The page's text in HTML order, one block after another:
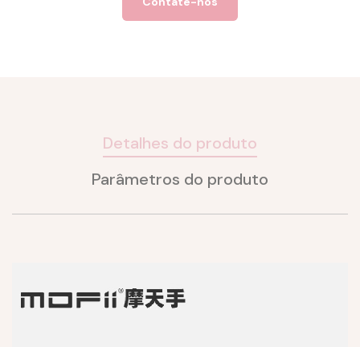
Detalhes do produto
Parâmetros do produto